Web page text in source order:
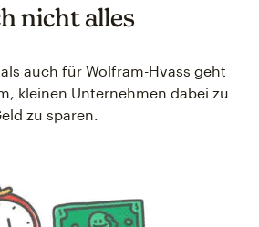
nicht alles
auch für Wolfram-Hvass geht
kleinen Unternehmen dabei zu
zu sparen.